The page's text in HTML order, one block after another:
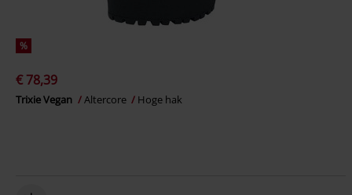
%
€ 78,39
Trixie Vegan Altercore Hoge hak